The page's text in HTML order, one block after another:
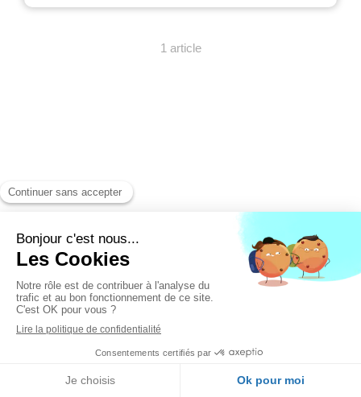
Appeler Localisation
1 article
Création et référencement du site par Simplébo
Ce site a été proposé par
développer